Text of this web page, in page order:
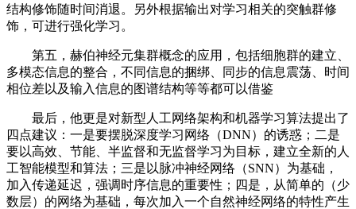
结构修饰随时间消退。另外根据输出对学习相关的突触群修
饰，可进行强化学习。
第五，赫伯神经元集群概念的应用，包括细胞群的建立、
多模态信息的整合，不同信息的捆绑、同步的信息震荡、时间
相位差以及输入信息的图谱结构等等都可以借鉴
最后，他更是对新型人工网络架构和机器学习算法提出了
四点建议：一是要摆脱深度学习网络（DNN）的诱惑；二是
要以高效、节能、半监督和无监督学习为目标，建立全新的人
工智能模型和算法；三是以脉冲神经网络（SNN）为基础，
加入传递延迟，强调时序信息的重要性；四是，从简单的（少
数层）的网络为基础，每次加入一个自然神经网络的特性产生